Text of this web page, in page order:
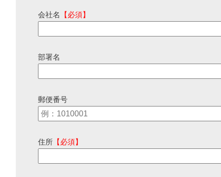
会社名 【必須】
部署名
郵便番号
住所 【必須】